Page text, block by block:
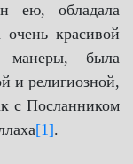
ею, обладала
красивой
манеры, была
и религиозной,
с Посланником
[1].